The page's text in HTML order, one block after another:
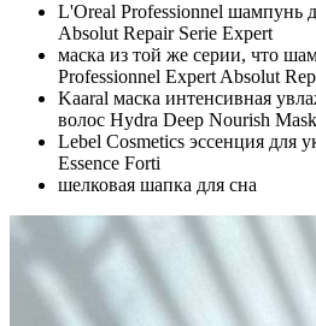
L'Oreal Professionnel шампунь
Absolut Repair Serie Expert
маска из той же серии, что
Professionnel Expert Absolut
Kaaral маска интенсивная
волос Hydra Deep Nourish
Lebel Cosmetics эссенция для
Essence Forti
шелковая шапка для сна